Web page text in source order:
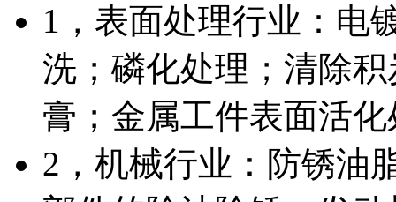
1，表面处理行业：电
洗；磷化处理；清除
膏；金属工件表面活
2，机械行业：防锈油